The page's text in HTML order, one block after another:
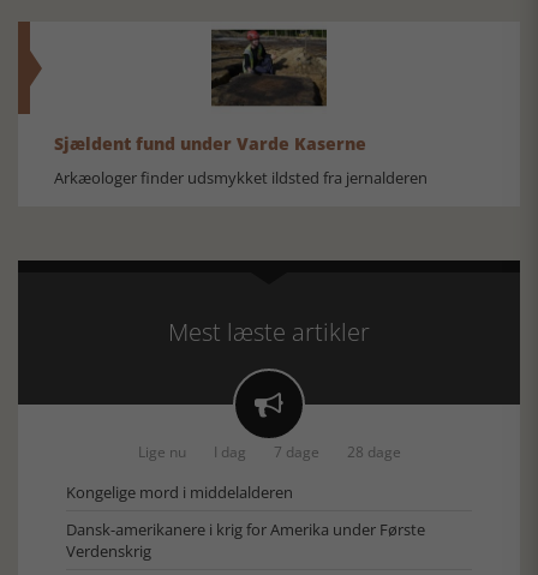
Sjældent fund under Varde Kaserne
Arkæologer finder udsmykket ildsted fra jernalderen
Mest læste artikler

Lige nu I dag 7 dage 28 dage
Kongelige mord i middelalderen
Dansk-amerikanere i krig for Amerika under Første
Verdenskrig